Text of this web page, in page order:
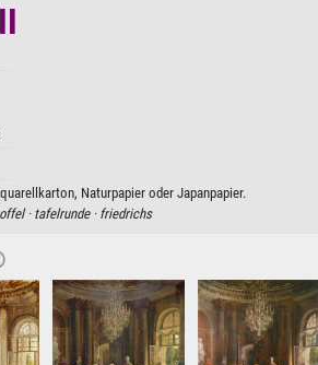
Naturpapier oder Japanpapier.
· tafelrunde · friedrichs